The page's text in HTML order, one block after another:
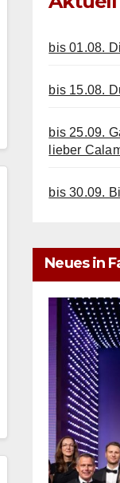
bis 01.08.
bis 15.08.
bis 25.09.
lieber
bis 30.09.
Neues in